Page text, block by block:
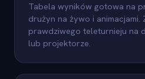
Tabela wyników gotowa na
drużyn na żywo i animacjami.
prawdziwego teleturnieju na
lub projektorze.